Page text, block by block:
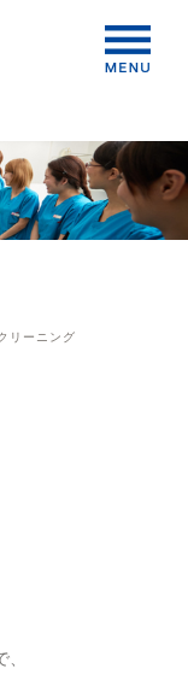
リーニング